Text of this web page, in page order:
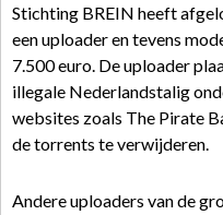
Stichting BREIN heeft
een uploader en tevens
7.500 euro. De uploader
illegale Nederlandstalig
websites zoals The Pirate
de torrents te verwijderen.
Andere uploaders van de